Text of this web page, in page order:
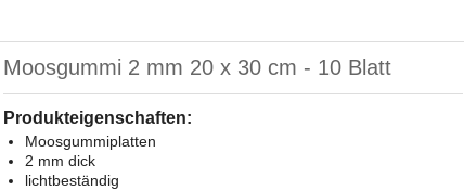
Moosgummi 2 mm 20 x 30 cm - 10 Blatt
Produkteigenschaften:
Moosgummiplatten
2 mm dick
lichtbeständig